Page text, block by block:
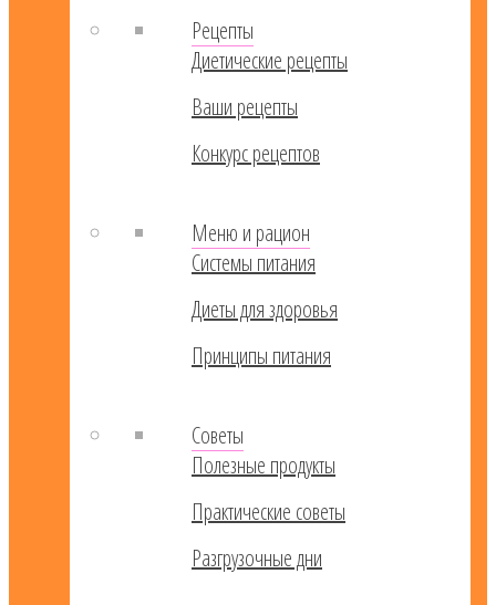
Рецепты
Диетические рецепты
Ваши рецепты
Конкурс рецептов
Меню и рацион
Системы питания
Диеты для здоровья
Принципы питания
Советы
Полезные продукты
Практические советы
Разгрузочные дни